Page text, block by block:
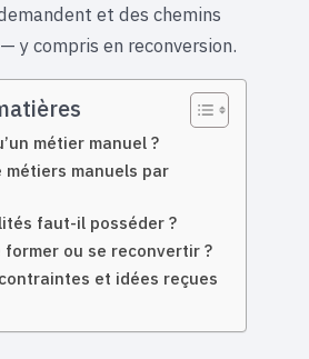
et des chemins
y compris en reconversion.
métier manuel ?
métiers manuels par
faut-il posséder ?
former ou se reconvertir ?
et idées reçues